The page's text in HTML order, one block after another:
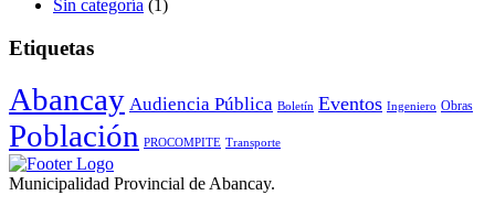
Sin categoría (1)
Etiquetas
Abancay Audiencia Pública Boletín Eventos Ingeniero Obras
Población PROCOMPITE Transporte
Municipalidad Provincial de Abancay.